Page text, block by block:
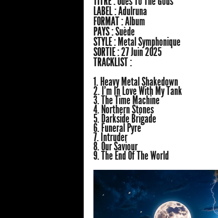
LABEL :Adulruna
FORMAT :Album
PAYS :Suède
STYLE : Metal Symphonique
SORTIE :27 Juin 2025
TRACKLIST :
1. Heavy Metal Shakedown
2. I’m In Love With My Tank
3. The Time Machine
4. Northern Stones
5. Darkside Brigade
6. Funeral Pyre
7. Intruder
8. Our Saviour
9. The End Of The World